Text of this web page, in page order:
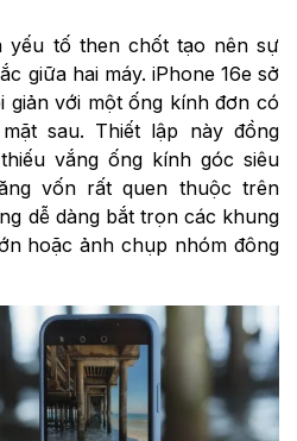
yếu tố then chốt tạo nên sự
giữa hai máy. iPhone 16e sở
giản với một ống kính đơn có
sau. Thiết lập này đồng
vắng ống kính góc siêu
vốn rất quen thuộc trên
dễ dàng bắt trọn các khung
hoặc ảnh chụp nhóm đông